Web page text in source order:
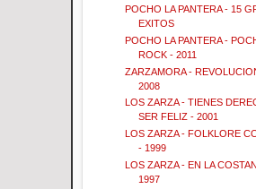
POCHO LA PANTERA - 15
EXITOS
POCHO LA PANTERA -
ROCK - 2011
ZARZAMORA -
2008
LOS ZARZA - TIENES
SER FELIZ - 2001
LOS ZARZA - FOLKLORE
- 1999
LOS ZARZA - EN LA
1997